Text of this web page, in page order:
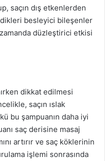
saçın dış etkenlerden
besleyici bileşenler
düzleştirici etkisi
dikkat edilmesi
saçın ıslak
bu şampuanın daha iyi
saç derisine masaj
artırır ve saç köklerinin
işlemi sonrasında